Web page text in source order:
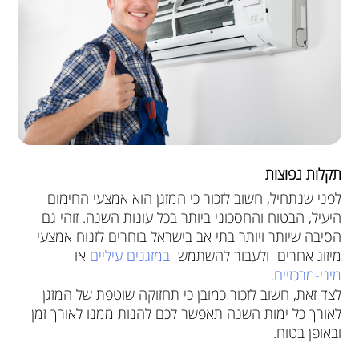
תקלות נפוצות
לפני שנתחיל, חשוב לזכור כי המזגן הוא אמצעי החימום
היעיל, הבטוח והחסכוני ביותר בכל עונות השנה. זוהי גם
הסיבה שיותר ויותר בתי אב בישראל בוחרים לזנוח אמצעי
מיזוג אחרים ולעבור להשתמש במזגנים עיליים או
מיני-מרכזיים.
לצד זאת, חשוב לזכור כמובן כי תחזוקה שוטפת של המזגן
לאורך כל ימות השנה תאפשר לכם להנות ממנו לאורך זמן
ובאופן בטוח.